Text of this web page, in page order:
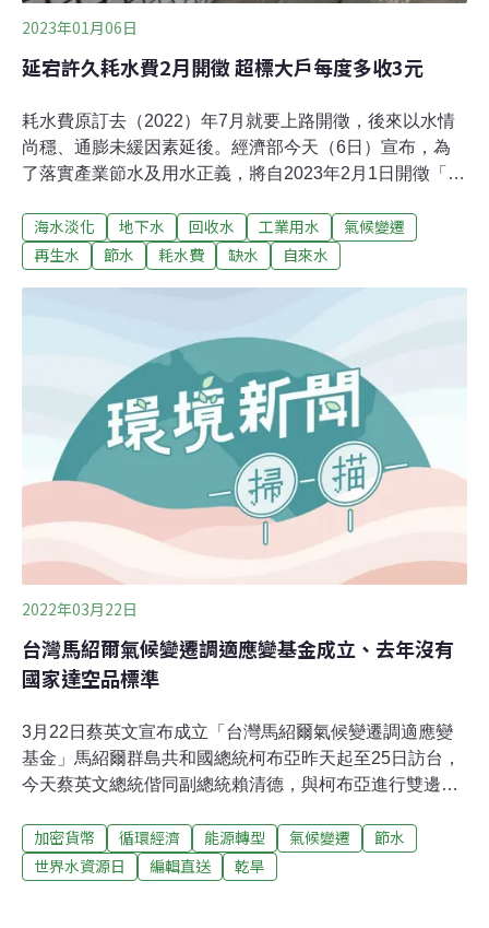
2023年01月06日
延宕許久耗水費2月開徵 超標大戶每度多收3元
耗水費原訂去（2022）年7月就要上路開徵，後來以水情
尚穩、通膨未緩因素延後。經濟部今天（6日）宣布，為
了落實產業節水及用水正義，將自2023年2月1日開徵「耗
許久 2月開徵耗水費 超標大戶每度多收3元氣候變遷威脅
下，水資源不確定性提高，節水成為重要課題。立法院
去（2022）年7月就要上路開徵，後來以水情尚穩、通膨
未緩為由延後。經濟部今（6）日突然宣布，「耗水費」
將自今（2023）年2月開始徵收。《聯合報》報導，水利
署副署長王藝峰表示，今年嘉南灌區一期稻作有1.9萬公頃
農地停灌，給了水利署警訊。他表示，遇到旱情除了農地
停灌、民生用水減壓之外，產業用水大戶也應該有所準
海水淡化 地下水 回收水 工業用水
氣候變遷
再生水
節水 耗水費 缺水 自來水
2022年03月22日
台灣馬紹爾氣候變遷調適應變基金成立、去年沒有
國家達空品標準
3月22日蔡英文宣布成立「台灣馬紹爾氣候變遷調適應變
基金」馬紹爾群島共和國總統柯布亞昨天起至25日訪台，
今天蔡英文總統偕同副總統賴清德，與柯布亞進行雙邊會
金」及完成「台馬農業合作協定」的修訂，並強調台灣會
和馬紹爾群島攜手努力，為兩國永續發展打下穩固基礎，
加密貨幣 循環經濟 能源轉型 氣候變遷
節水
世界水資源日
編輯直送 乾旱